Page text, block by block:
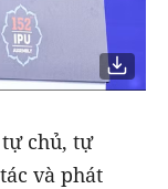
chủ, tự
và phát